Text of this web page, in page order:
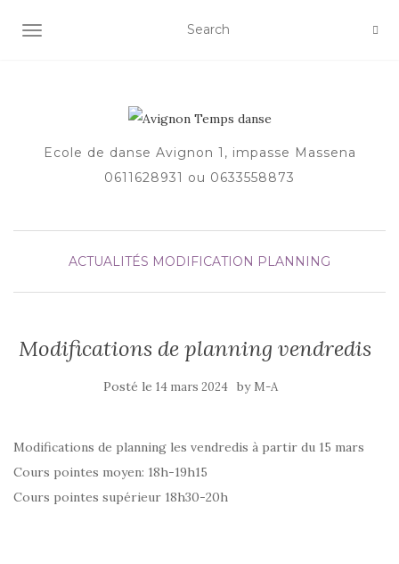
AFFICHER/MASQUER LA NAVIGATION
Ecole de danse Avignon 1, impasse Massena
0611628931 ou 0633558873
ACTUALITÉS MODIFICATION PLANNING
Modifications de planning vendredis
Posté le 14 mars 2024 by M-A
Modifications de planning les vendredis à partir du 15 mars
Cours pointes moyen: 18h-19h15
Cours pointes supérieur 18h30-20h